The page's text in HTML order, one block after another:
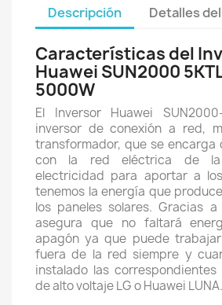
Descripción Detalles
Características del
Huawei SUN2000
5000W
El Inversor Huawei
inversor de conexión a red,
transformador, que se encarga
con la red eléctrica de la
electricidad para aportar a
tenemos la energía que
los paneles solares. Gracias a
asegura que no faltará
apagón ya que puede
fuera de la red siempre y
instalado las
de alto voltaje LG o Huawei LUNA.